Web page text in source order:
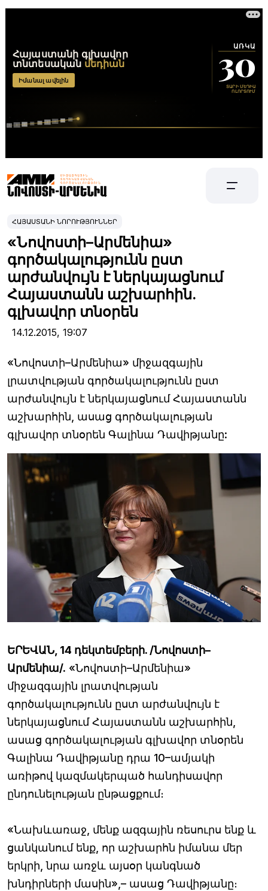
ՀԱՅԱՍՏԱՆԻ ՆՈՐՈՒԹՅՈՒՆՆԵՐ
«Նովոստի–Արմենիա»
գործակալությունն ըստ
արժանվույն է ներկայացնում
Հայաստանն աշխարհին.
գլխավոր տնօրեն
14.12.2015, 19:07
«Նովոստի–Արմենիա» միջազգային
լրատվության գործակալությունն ըստ
արժանվույն է ներկայացնում Հայաստանն
աշխարհին, ասաց գործակալության
գլխավոր տնօրեն Գալինա Դավիթյանը:
ԵՐԵՎԱՆ, 14 դեկտեմբերի. /Նովոստի–
Արմենիա/. «Նովոստի–Արմենիա»
միջազգային լրատվության
գործակալությունն ըստ արժանվույն է
ներկայացնում Հայաստանն աշխարհին,
ասաց գործակալության գլխավոր տնօրեն
Գալինա Դավիթյանը դրա 10–ամյակի
առիթով կազմակերպած հանդիսավոր
ընդունելության ընթացքում։
«Նախևառաջ, մենք ազգային ռեսուրս ենք և
ցանկանում ենք, որ աշխարհն իմանա մեր
երկրի, նրա առջև այսօր կանգնած
խնդիրների մասին»,– ասաց Դավիթյանը։